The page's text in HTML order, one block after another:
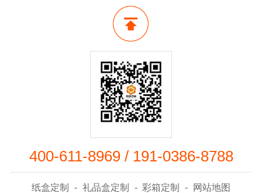
400-611-8969/ 191-0386-8788
纸盒定制 - 礼品盒定制 - 彩箱定制 - 网站地图